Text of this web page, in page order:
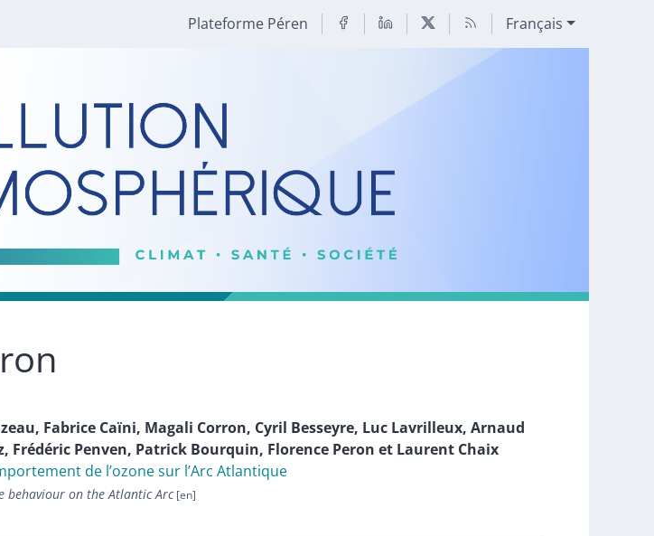
Plateforme Péren Français
, Fabrice Caïni, Magali Corron, Cyril Besseyre, Luc Lavrilleux, Arnaud
, Frédéric Penven, Patrick Bourquin, Florence Peron et Laurent Chaix
de l’ozone sur l’Arc Atlantique
behaviour on the Atlantic Arc